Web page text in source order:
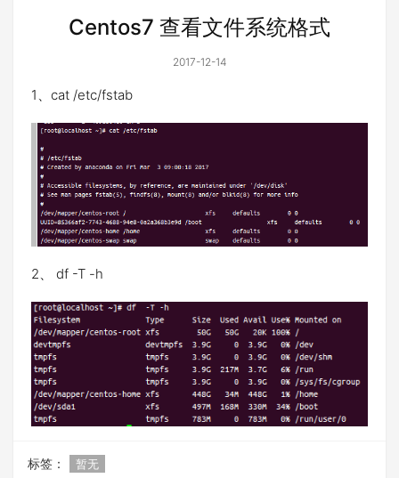
Centos7 查看文件系统格式
2017-12-14
1、cat /etc/fstab
2、 df -T -h
标签： 暂无